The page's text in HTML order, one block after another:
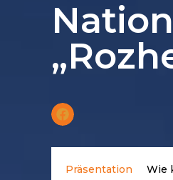
Präsentation Wie